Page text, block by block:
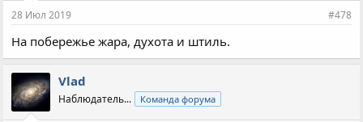
28 Июл 2019 #478
На побережье жара, духота и штиль.
Vlad
Наблюдатель... Команда форума